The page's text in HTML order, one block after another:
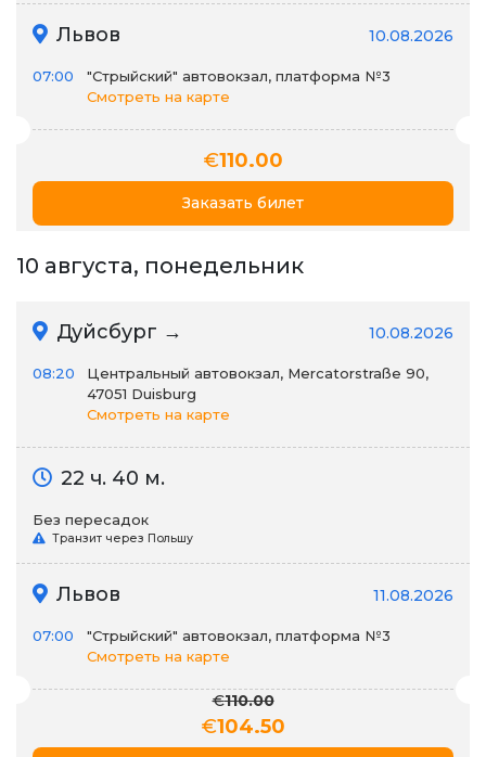
Львов 10.08.2026
07:00
"Стрыйский" автовокзал, платформа №3
Смотреть на карте
€110.00
Заказать билет
10 августа, понедельник
Дуйсбург → 10.08.2026
08:20
Центральный автовокзал, Mercatorstraße 90,
47051 Duisburg
Смотреть на карте
22 ч. 40 м.
Без пересадок
Транзит через Польшу
Львов 11.08.2026
07:00
"Стрыйский" автовокзал, платформа №3
Смотреть на карте
€110.00
€104.50